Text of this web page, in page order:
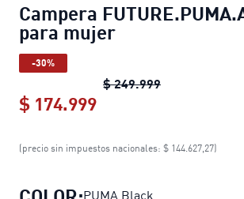
Campera
para mujer
-30%
$ 249.999Campera
$ 174.999
Campera
(precio sin impuestos nacionales: $ 144.627,27)
PUMA Black